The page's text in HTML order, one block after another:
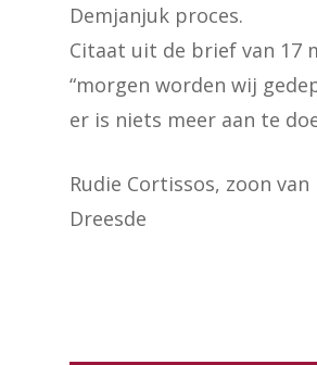
Demjanjuk proces.
Citaat uit de brief van 17
“morgen worden wij
er is niets meer aan te
Rudie Cortissos, zoon van
Dreesde